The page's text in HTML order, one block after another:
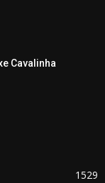
Cavalinha
1529